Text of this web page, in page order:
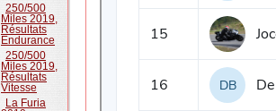
250/500
Miles 2019,
Résultats
Endurance
250/500
Miles 2019,
Résultats
Vitesse
La Furia